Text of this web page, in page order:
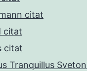
citat
citat
citat
Tranquillus